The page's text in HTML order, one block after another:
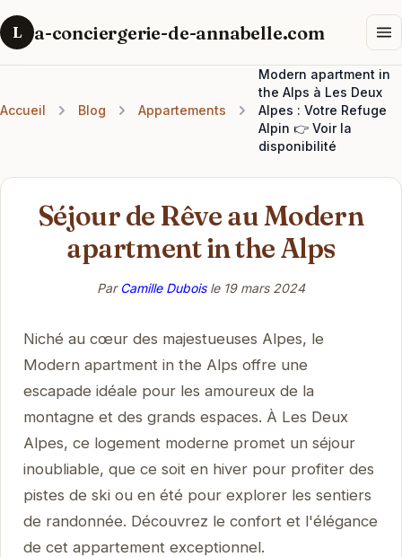
L a-conciergerie-de-annabelle.com
Accueil Blog Appartements
Modern apartment in
the Alps à Les Deux
Alpes : Votre Refuge
Alpin 👉 Voir la
disponibilité
Séjour de Rêve au Modern
apartment in the Alps
ParCamille Duboisle 19 mars 2024
Niché au cœur des majestueuses Alpes, le
Modern apartment in the Alps offre une
escapade idéale pour les amoureux de la
montagne et des grands espaces. À Les Deux
Alpes, ce logement moderne promet un séjour
inoubliable, que ce soit en hiver pour profiter des
pistes de ski ou en été pour explorer les sentiers
de randonnée. Découvrez le confort et l'élégance
de cet appartement exceptionnel.